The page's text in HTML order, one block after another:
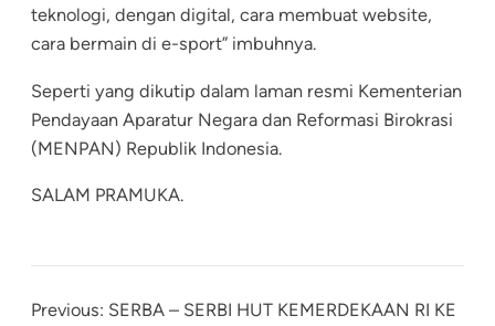
teknologi, dengan digital, cara membuat website,
cara bermain di e-sport” imbuhnya.
Seperti yang dikutip dalam laman resmi Kementerian
Pendayaan Aparatur Negara dan Reformasi Birokrasi
(MENPAN) Republik Indonesia.
SALAM PRAMUKA.
Previous: SERBA – SERBI HUT KEMERDEKAAN RI KE